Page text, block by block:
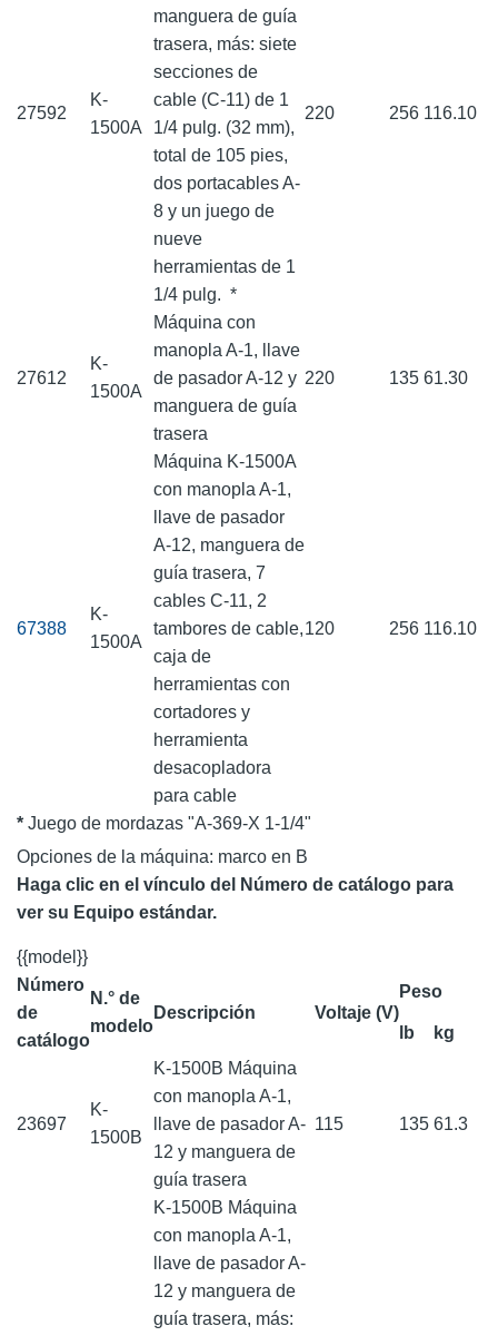
27592
K-
1500A
manguera de guía
trasera, más: siete
secciones de
cable (C-11) de 1
1/4 pulg. (32 mm),
total de 105 pies,
dos portacables A-
8 y un juego de
nueve
herramientas de 1
1/4 pulg. *
220 256 116.10
27612
K-
1500A
Máquina con
manopla A-1, llave
de pasador A-12 y
manguera de guía
trasera
220 135 61.30
67388
K-
1500A
Máquina K-1500A
con manopla A-1,
llave de pasador
A-12, manguera de
guía trasera, 7
cables C-11, 2
tambores de cable,
caja de
herramientas con
cortadores y
herramienta
desacopladora
para cable
120 256 116.10
* Juego de mordazas "A-369-X 1-1/4"
Opciones de la máquina: marco en B
Haga clic en el vínculo del Número de catálogo para
ver su Equipo estándar.
{{model}}
Número
de
catálogo
N.° de
modelo
Descripción Voltaje (V)
Peso
lb kg
23697
K-
1500B
K-1500B Máquina
con manopla A-1,
llave de pasador A-
12 y manguera de
guía trasera
115 135 61.3
K-1500B Máquina
con manopla A-1,
llave de pasador A-
12 y manguera de
guía trasera, más: